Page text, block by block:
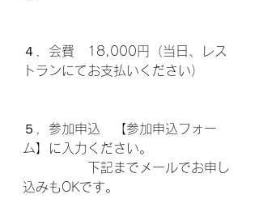
４．会費　18,000円（当日、レス
トランにてお支払いください）
５．参加申込　【参加申込フォー
ム】に入力ください。
下記までメールでお申し
込みもOKです。